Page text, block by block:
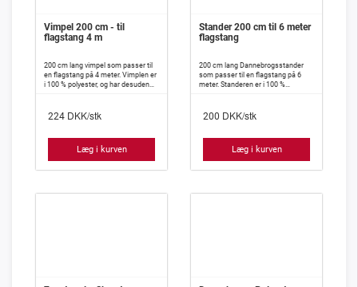
Vimpel 200 cm - til
flagstang 4 m
200 cm lang vimpel som passer til
en flagstang på 4 meter. Vimplen er
i 100 % polyester, og har desuden
224 DKK/stk
Læg i kurven
Stander 200 cm til 6 meter
flagstang
200 cm lang Dannebrogsstander
som passer til en flagstang på 6
meter. Standeren er i 100 %
vanskeligt slår knuder.
200 DKK/stk
Læg i kurven